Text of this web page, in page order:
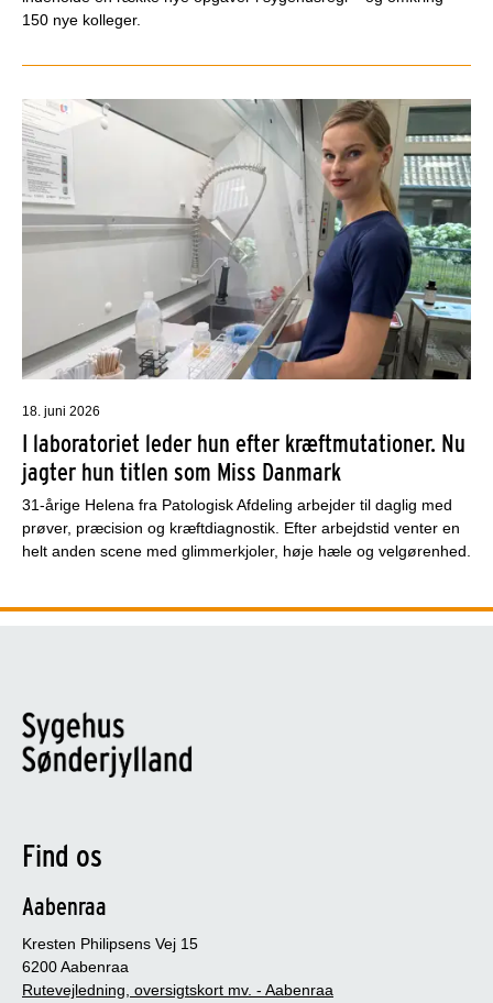
150 nye kolleger.
18. juni 2026
I laboratoriet leder hun efter kræftmutationer. Nu
jagter hun titlen som Miss Danmark
31-årige Helena fra Patologisk Afdeling arbejder til daglig med
prøver, præcision og kræftdiagnostik. Efter arbejdstid venter en
helt anden scene med glimmerkjoler, høje hæle og velgørenhed.
Find os
Aabenraa
Kresten Philipsens Vej 15
6200 Aabenraa
Rutevejledning, oversigtskort mv. - Aabenraa